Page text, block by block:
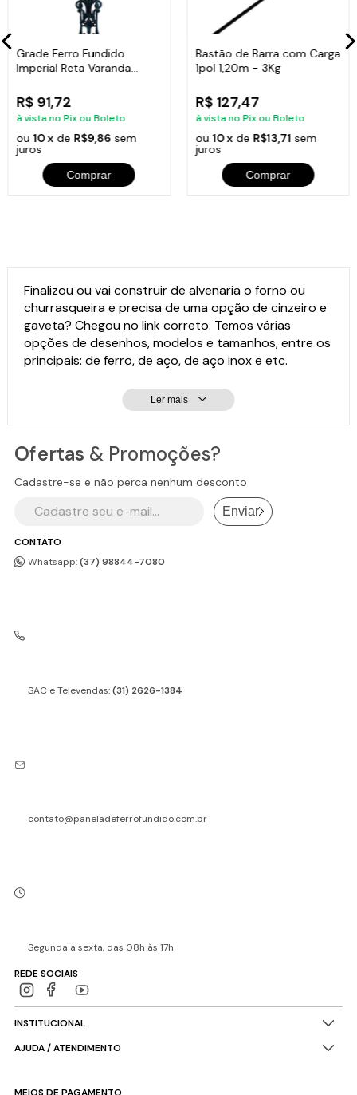
Grade Ferro Fundido
Imperial Reta Varanda
R$ 91,72
à vista no Pix ou Boleto
ou10 x de R$9,86 sem
juros
Comprar
Bastão de Barra com Carga
1pol 1,20m - 3Kg
R$ 127,47
à vista no Pix ou Boleto
ou 10 x de R$13,71 sem
juros
Comprar
Finalizou ou vai construir de alvenaria o forno ou
churrasqueira e precisa de uma opção de cinzeiro e
gaveta? Chegou no link correto. Temos várias
opções de desenhos, modelos e tamanhos, entre os
principais: de ferro, de aço, de aço inox e etc.
Ler mais
CONTATO
Whatsapp:(37) 98844-7080
SAC e Televendas:(31) 2626-1384
contato@paneladeferrofundido.com.br
Segunda a sexta, das 08h às 17h
REDE SOCIAIS
INSTITUCIONAL
AJUDA / ATENDIMENTO
Ofertas & Promoções?
Cadastre-se e não perca nenhum desconto
Enviar
MEIOS DE PAGAMENTO